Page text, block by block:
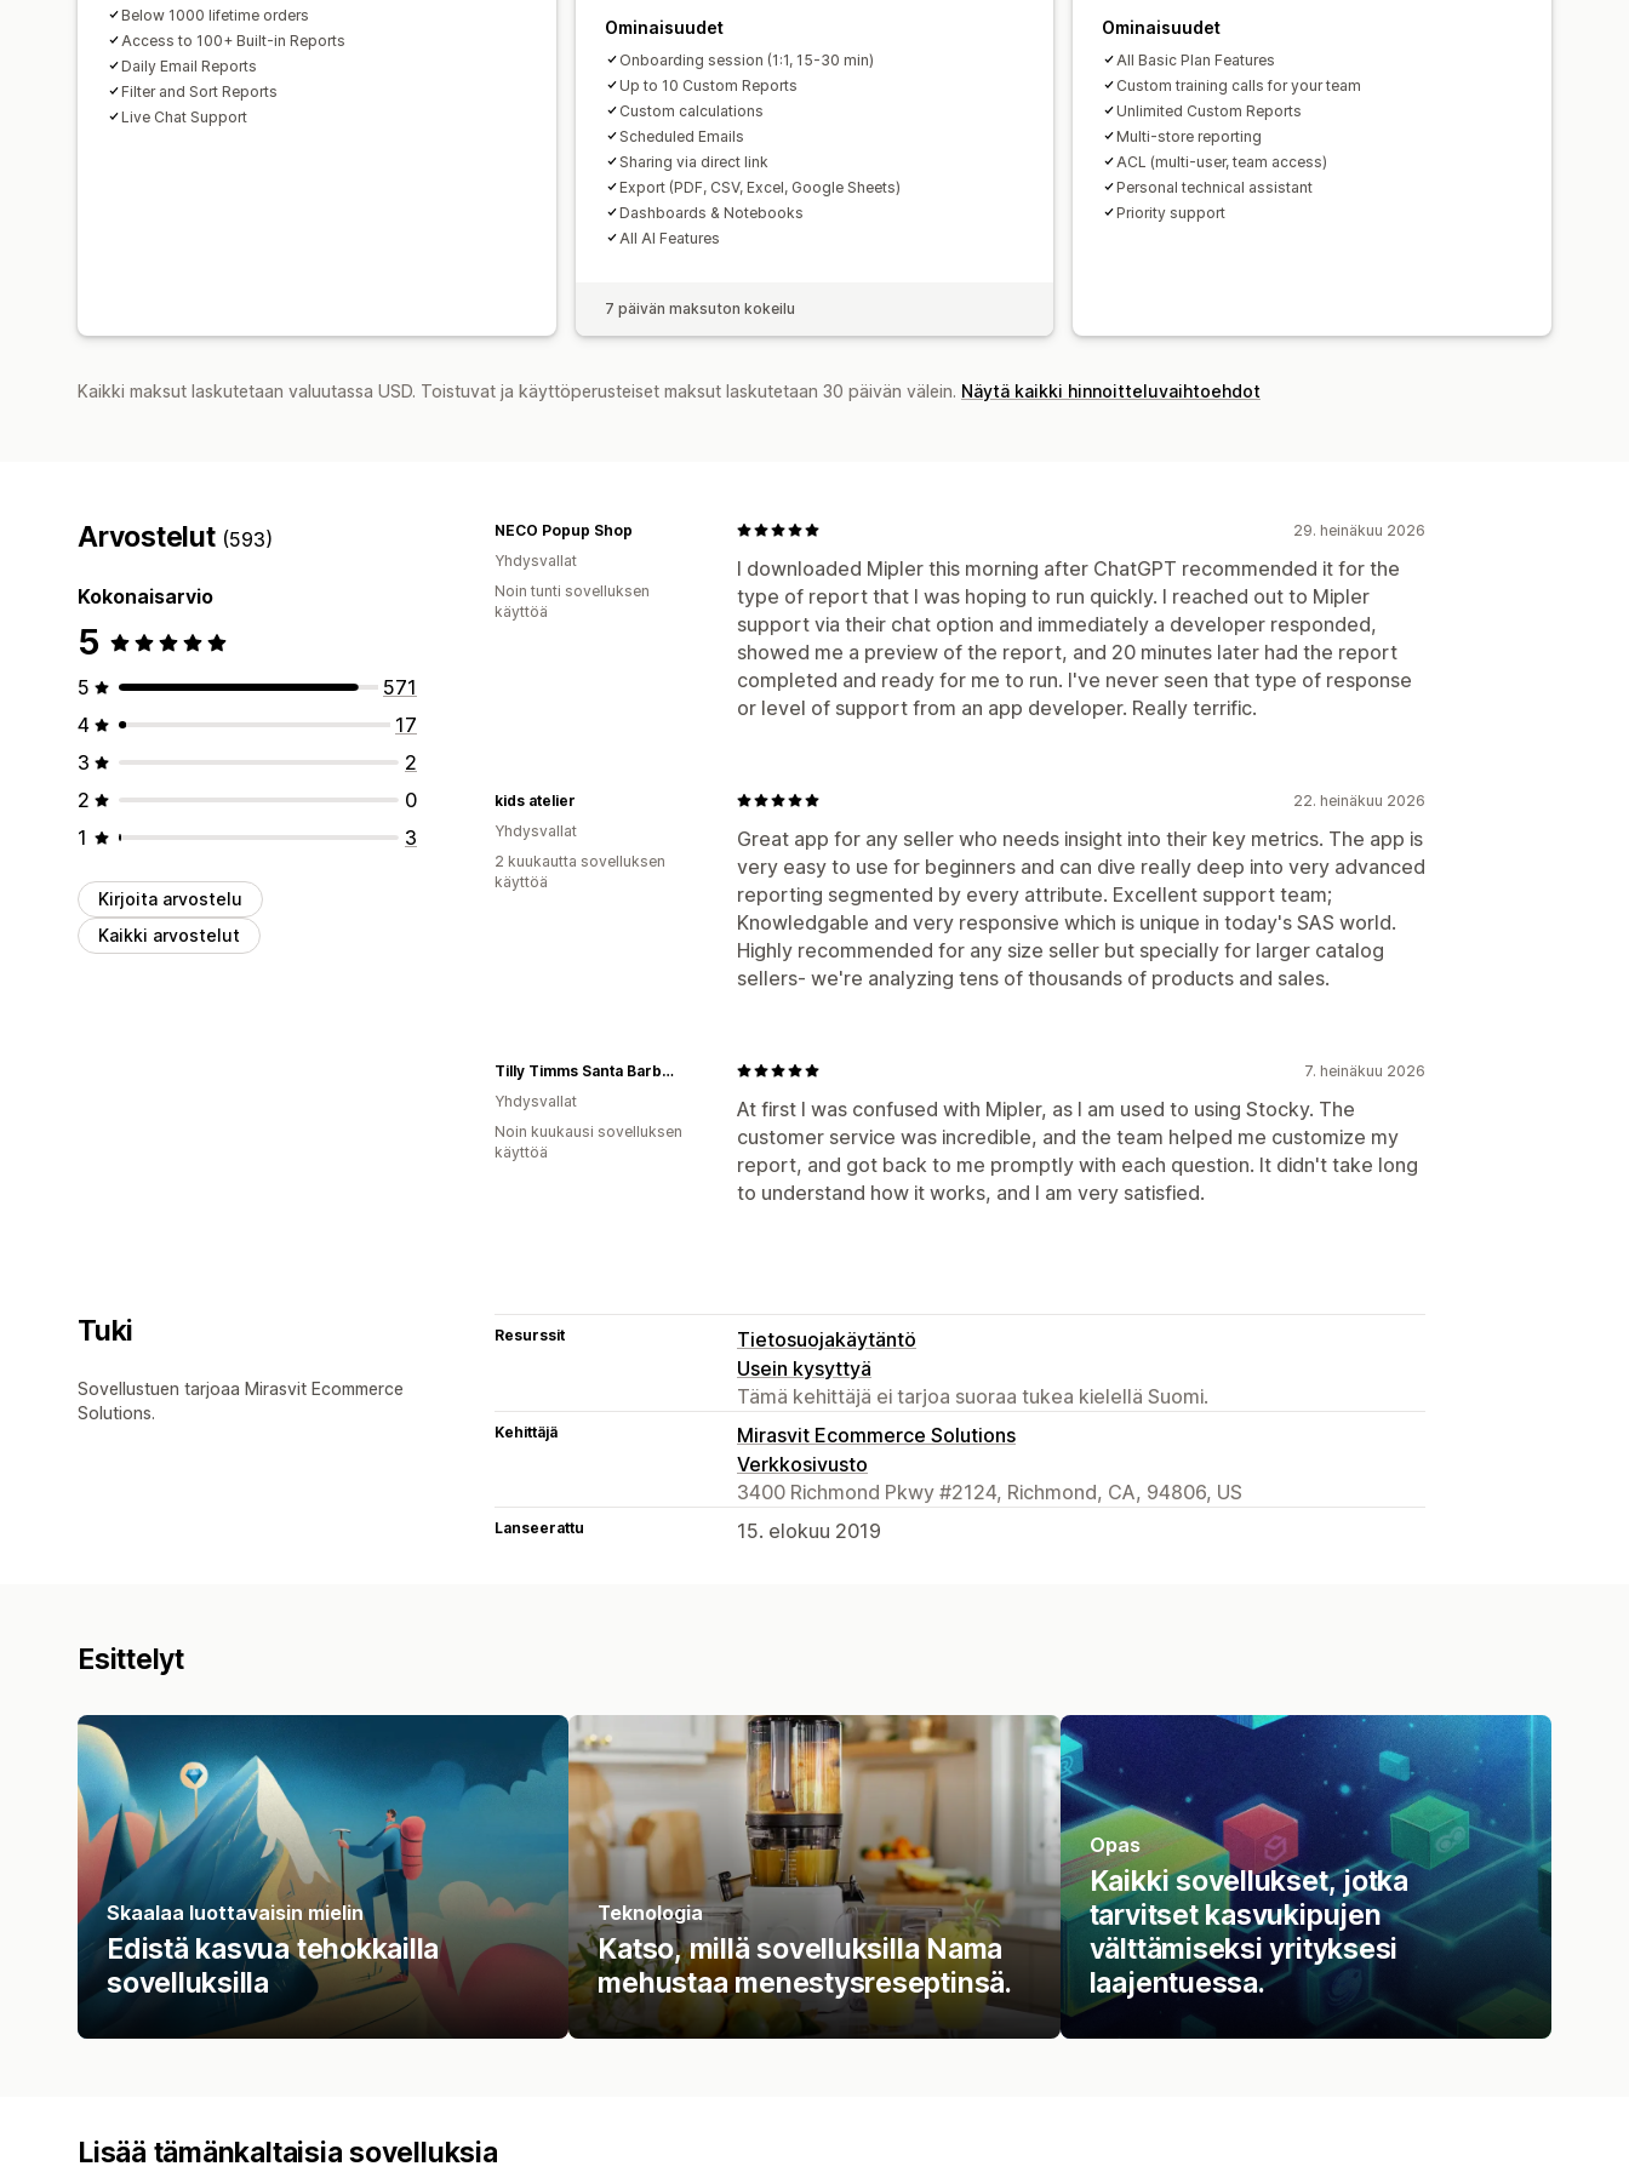
Below 1000 lifetime orders
Access to 100+ Built-in Reports
Daily Email Reports
Filter and Sort Reports
Live Chat Support
Ominaisuudet
Onboarding session (1:1, 15-30 min)
Up to 10 Custom Reports
Custom calculations
Scheduled Emails
Sharing via direct link
Export (PDF, CSV, Excel, Google Sheets)
Dashboards & Notebooks
All AI Features
7 päivän maksuton kokeilu
Ominaisuudet
All Basic Plan Features
Custom training calls for your team
Unlimited Custom Reports
Multi-store reporting
ACL (multi-user, team access)
Personal technical assistant
Priority support
Kaikki maksut laskutetaan valuutassa USD. Toistuvat ja käyttöperusteiset maksut laskutetaan 30 päivän välein. Näytä kaikki hinnoitteluvaihtoehdot
Arvostelut (593)
Kokonaisarvio
5
5
571
4
17
3
2
2
0
1
3
Kirjoita arvostelu
Kaikki arvostelut
29. heinäkuu 2026
I downloaded Mipler this morning after ChatGPT recommended it for the
type of report that I was hoping to run quickly. I reached out to Mipler
support via their chat option and immediately a developer responded,
showed me a preview of the report, and 20 minutes later had the report
completed and ready for me to run. I've never seen that type of response
or level of support from an app developer. Really terrific.
NECO Popup Shop
Yhdysvallat
Noin tunti sovelluksen
käyttöä
22. heinäkuu 2026
Great app for any seller who needs insight into their key metrics. The app is
very easy to use for beginners and can dive really deep into very advanced
reporting segmented by every attribute. Excellent support team;
Knowledgable and very responsive which is unique in today's SAS world.
Highly recommended for any size seller but specially for larger catalog
sellers- we're analyzing tens of thousands of products and sales.
kids atelier
Yhdysvallat
2 kuukautta sovelluksen
käyttöä
7. heinäkuu 2026
At first I was confused with Mipler, as I am used to using Stocky. The
customer service was incredible, and the team helped me customize my
report, and got back to me promptly with each question. It didn't take long
to understand how it works, and I am very satisfied.
Tilly Timms Santa Barbara
Yhdysvallat
Noin kuukausi sovelluksen
käyttöä
Tuki
Sovellustuen tarjoaa Mirasvit Ecommerce
Solutions.
Resurssit
Tietosuojakäytäntö
Usein kysyttyä
Tämä kehittäjä ei tarjoa suoraa tukea kielellä Suomi.
Kehittäjä
Mirasvit Ecommerce Solutions
Verkkosivusto
3400 Richmond Pkwy #2124, Richmond, CA, 94806, US
Lanseerattu 15. elokuu 2019
Esittelyt
Skaalaa luottavaisin mielin
Edistä kasvua tehokkailla
sovelluksilla
Teknologia
Katso, millä sovelluksilla Nama
mehustaa menestysreseptinsä.
Opas
Kaikki sovellukset, jotka
tarvitset kasvukipujen
välttämiseksi yrityksesi
laajentuessa.
Lisää tämänkaltaisia sovelluksia